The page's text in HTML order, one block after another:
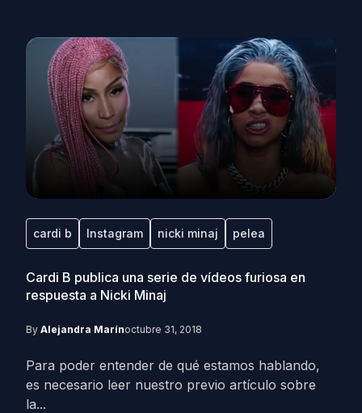
cardi b Instagram nicki minaj pelea
Cardi B publica una serie de vídeos furiosa en
respuesta a Nicki Minaj
By Alejandra Marínoctubre 31, 2018
Para poder entender de qué estamos hablando,
es necesario leer nuestro previo artículo sobre
la...